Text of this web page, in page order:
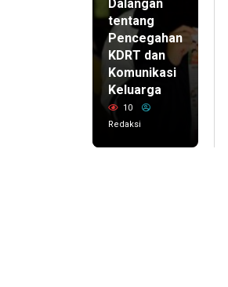
Dalangan
tentang
Pencegahan
KDRT dan
Komunikasi
Keluarga
10
Redaksi